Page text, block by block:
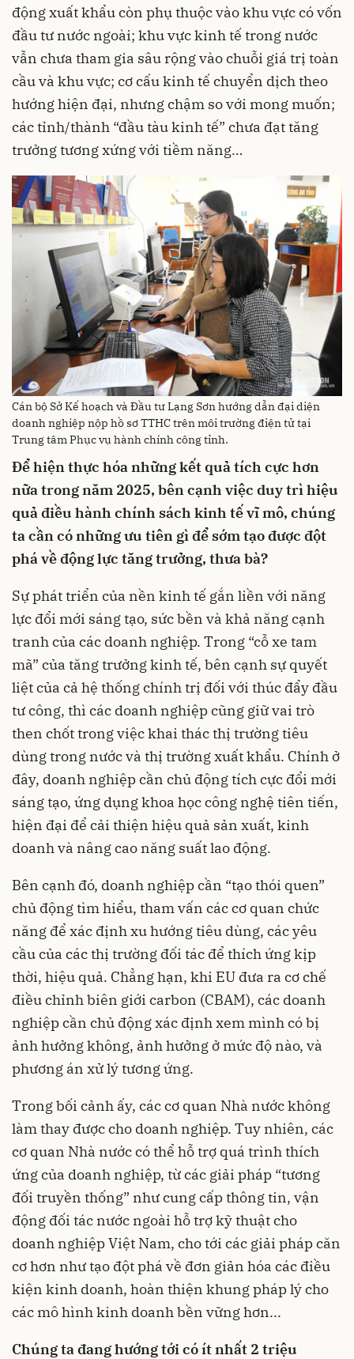
động xuất khẩu còn phụ thuộc vào khu vực có vốn
đầu tư nước ngoài; khu vực kinh tế trong nước
vẫn chưa tham gia sâu rộng vào chuỗi giá trị toàn
cầu và khu vực; cơ cấu kinh tế chuyển dịch theo
hướng hiện đại, nhưng chậm so với mong muốn;
các tỉnh/thành “đầu tàu kinh tế” chưa đạt tăng
trưởng tương xứng với tiềm năng…
Cán bộ Sở Kế hoạch và Đầu tư Lạng Sơn hướng dẫn đại diện
doanh nghiệp nộp hồ sơ TTHC trên môi trường điện tử tại
Trung tâm Phục vụ hành chính công tỉnh.
Để hiện thực hóa những kết quả tích cực hơn
nữa trong năm 2025, bên cạnh việc duy trì hiệu
quả điều hành chính sách kinh tế vĩ mô, chúng
ta cần có những ưu tiên gì để sớm tạo được đột
phá về động lực tăng trưởng, thưa bà?
Sự phát triển của nền kinh tế gắn liền với năng
lực đổi mới sáng tạo, sức bền và khả năng cạnh
tranh của các doanh nghiệp. Trong “cỗ xe tam
mã” của tăng trưởng kinh tế, bên cạnh sự quyết
liệt của cả hệ thống chính trị đối với thúc đẩy đầu
tư công, thì các doanh nghiệp cũng giữ vai trò
then chốt trong việc khai thác thị trường tiêu
dùng trong nước và thị trường xuất khẩu. Chính ở
đây, doanh nghiệp cần chủ động tích cực đổi mới
sáng tạo, ứng dụng khoa học công nghệ tiên tiến,
hiện đại để cải thiện hiệu quả sản xuất, kinh
doanh và nâng cao năng suất lao động.
Bên cạnh đó, doanh nghiệp cần “tạo thói quen”
chủ động tìm hiểu, tham vấn các cơ quan chức
năng để xác định xu hướng tiêu dùng, các yêu
cầu của các thị trường đối tác để thích ứng kịp
thời, hiệu quả. Chẳng hạn, khi EU đưa ra cơ chế
điều chỉnh biên giới carbon (CBAM), các doanh
nghiệp cần chủ động xác định xem mình có bị
ảnh hưởng không, ảnh hưởng ở mức độ nào, và
phương án xử lý tương ứng.
Trong bối cảnh ấy, các cơ quan Nhà nước không
làm thay được cho doanh nghiệp. Tuy nhiên, các
cơ quan Nhà nước có thể hỗ trợ quá trình thích
ứng của doanh nghiệp, từ các giải pháp “tương
đối truyền thống” như cung cấp thông tin, vận
động đối tác nước ngoài hỗ trợ kỹ thuật cho
doanh nghiệp Việt Nam, cho tới các giải pháp căn
cơ hơn như tạo đột phá về đơn giản hóa các điều
kiện kinh doanh, hoàn thiện khung pháp lý cho
các mô hình kinh doanh bền vững hơn...
Chúng ta đang hướng tới có ít nhất 2 triệu